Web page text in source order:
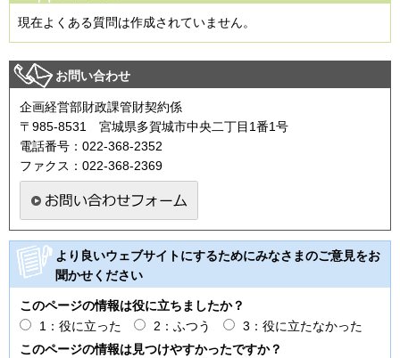
現在よくある質問は作成されていません。
お問い合わせ
企画経営部財政課管財契約係
〒985-8531 宮城県多賀城市中央二丁目1番1号
電話番号：022-368-2352
ファクス：022-368-2369
より良いウェブサイトにするためにみなさまのご意見をお
聞かせください
このページの情報は役に立ちましたか？
1：役に立った
2：ふつう
3：役に立たなかった
このページの情報は見つけやすかったですか？